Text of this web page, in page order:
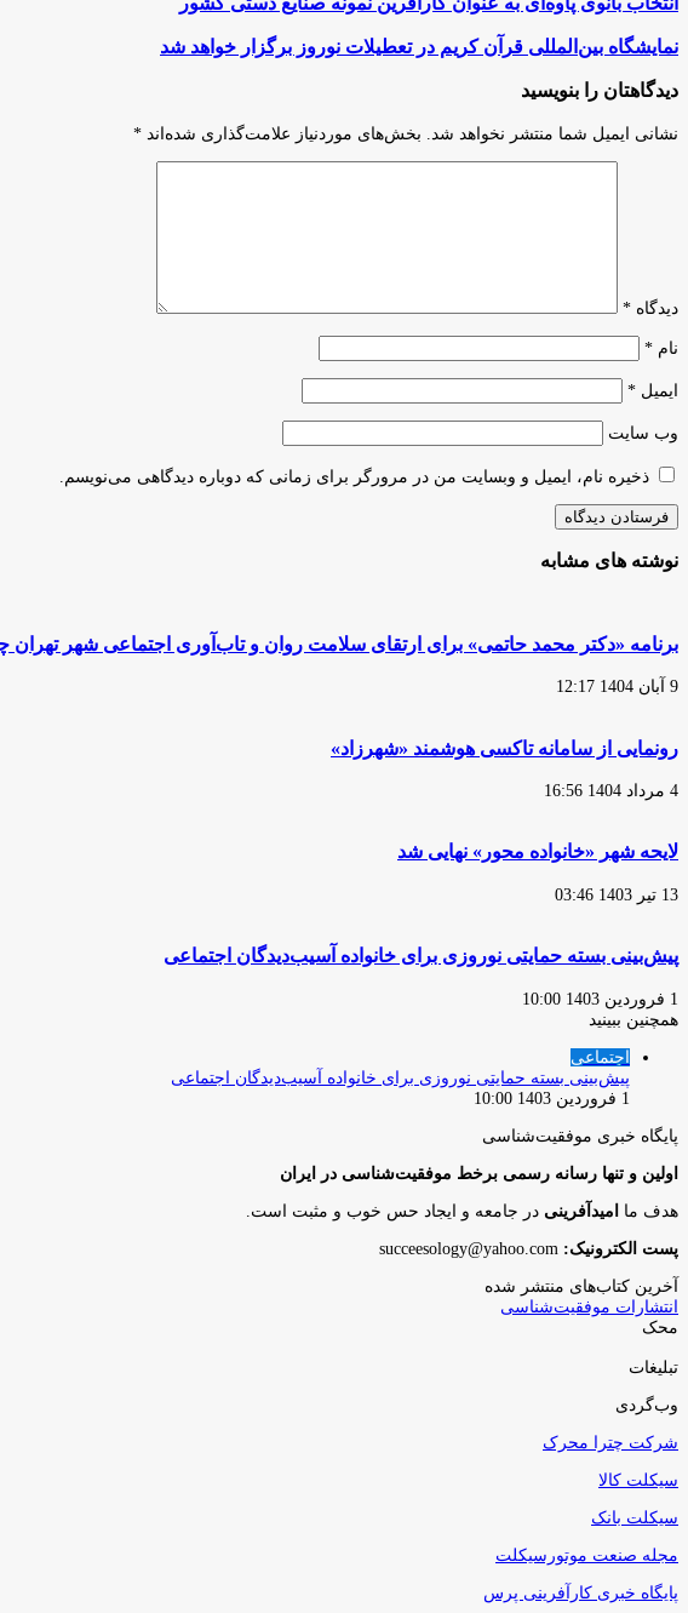
پاوه‌ای
به
عنوان
کارآفرین
نمونه
صنایع
نمایشگاه
قرآن
در
تعطیلات
نمایشگاه بین‌المللی قرآن کریم در تعطیلات نوروز برگزار خواهد شد
دیدگاهتان را بنویسید
نشانی ایمیل شما منتشر نخواهد شد. بخش‌های موردنیاز علامت‌گذاری شده‌اند *
دیدگاه *
نام *
ایمیل *
وب‌ سایت
ذخیره نام، ایمیل و وبسایت من در مرورگر برای زمانی که دوباره دیدگاهی می‌نویسم.
نوشته های مشابه
برنامه «دکتر محمد حاتمی» برای ارتقای سلامت روان و تاب‌آوری اجتماعی شهر
9 آبان 1404 12:17
رونمایی از سامانه تاکسی هوشمند «شهرزاد»
4 مرداد 1404 16:56
لایحه شهر «خانواده محور» نهایی شد
13 تیر 1403 03:46
پیش‌بینی بسته حمایتی نوروزی برای خانواده آسیب‌دیدگان اجتماعی
1 فروردین 1403 10:00
همچنین ببینید
اجتماعی
پیش‌بینی بسته حمایتی نوروزی برای خانواده آسیب‌دیدگان اجتماعی
1 فروردین 1403 10:00
پایگاه‌ خبری موفقیت‌شناسی
اولین و تنها رسانه رسمی برخط موفقیت‌شناسی در ایران
هدف ما امیدآفرینی در جامعه و ایجاد حس خوب و مثبت است.
پست الکترونیک:
آخرین کتاب‌های منتشر شده
انتشارات موفقیت‌شناسی
محک
تبلیغات
وب‌گردی
شرکت چترا محرک
سیکلت کالا
سیکلت بانک
مجله صنعت موتورسیکلت
پایگاه خبری کارآفرینی پرس